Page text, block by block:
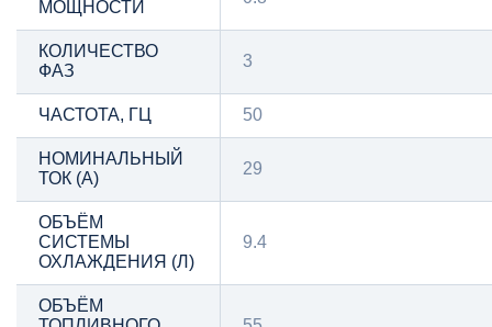
МОЩНОСТИ
КОЛИЧЕСТВО
ФАЗ
3
ЧАСТОТА, ГЦ 50
НОМИНАЛЬНЫЙ
ТОК (А)
29
ОБЪЁМ
СИСТЕМЫ
ОХЛАЖДЕНИЯ (Л)
9.4
ОБЪЁМ